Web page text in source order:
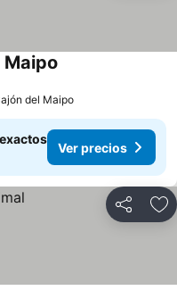
Maipo
del Maipo
Ver precios
Compartir